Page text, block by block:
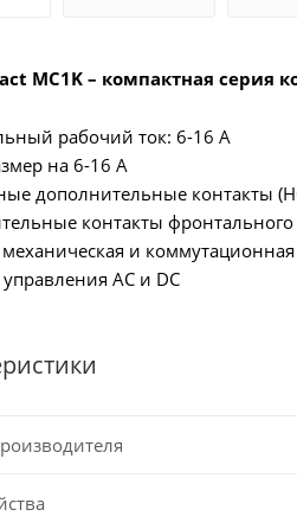
MC1K – компактная серия
рабочий ток: 6-16 А
на 6-16 А
дополнительные контакты
контакты
и
AC и DC